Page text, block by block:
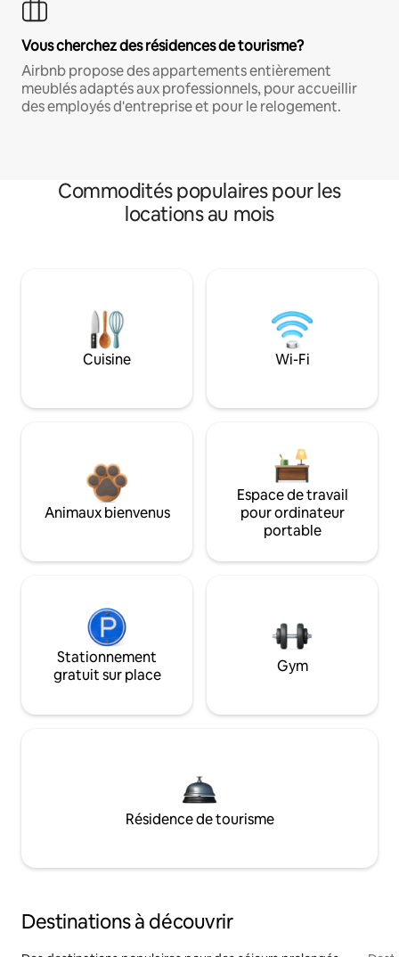
Vous cherchez des résidences de tourisme?
Airbnb propose des appartements entièrement
meublés adaptés aux professionnels, pour accueillir
des employés d'entreprise et pour le relogement.
Commodités populaires pour les
locations au mois
Cuisine Wi-Fi
Animaux bienvenus
Espace de travail
pour ordinateur
portable
Stationnement
gratuit sur place
Gym
Résidence de tourisme
Destinations à découvrir